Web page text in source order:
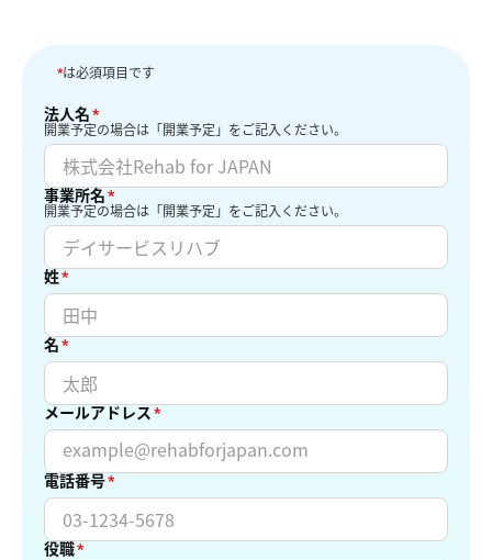
*は必須項目です
法人名*
開業予定の場合は「開業予定」をご記入ください。
事業所名*
開業予定の場合は「開業予定」をご記入ください。
姓*
名*
メールアドレス*
電話番号*
役職*